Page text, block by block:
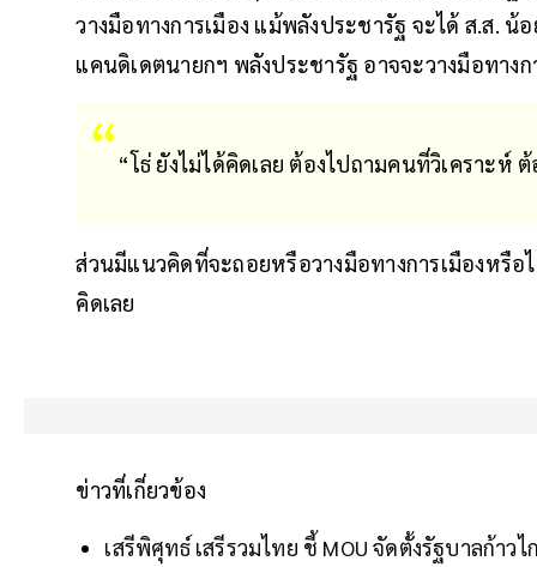
วางมือทางการเมือง แม้พลังประชารัฐ จะได้ ส.ส. น้
แคนดิเดตนายกฯ พลังประชารัฐ อาจจะวางมือทาง
“โธ่ ยังไม่ได้คิดเลย ต้องไปถามคนที่วิเคราะห์
ส่วนมีแนวคิดที่จะถอยหรือวางมือทางการเมืองหรื
คิดเลย
ข่าวที่เกี่ยวข้อง
เสรีพิศุทธ์ เสรีรวมไทย ชี้ MOU จัดตั้งรัฐบาลก้าว